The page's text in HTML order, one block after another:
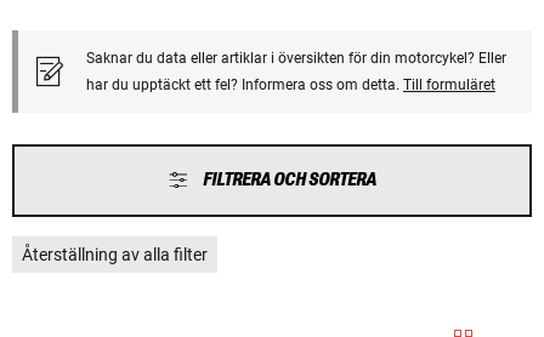
Saknar du data eller artiklar i översikten för din motorcykel? Eller
har du upptäckt ett fel? Informera oss om detta. Till formuläret
FILTRERA OCH SORTERA
Återställning av alla filter